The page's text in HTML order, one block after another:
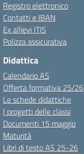
Registro elettronico
Contatti e IBAN
Ex allievi ITIS
Polizza assicurativa
Didattica
Calendario AS
Offerta formativa 25/26
Le schede didattiche
I progetti delle classi
Documenti 15 maggio
Maturità
Libri di testo AS 25-26